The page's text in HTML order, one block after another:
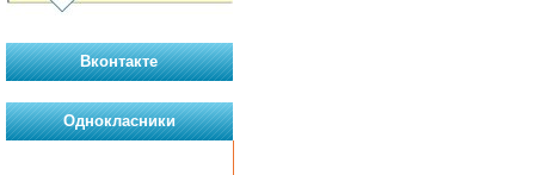
Вконтакте
Однокласники